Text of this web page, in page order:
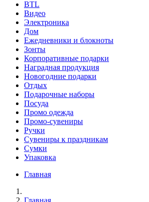
BTL
Видео
Электроника
Дом
Ежедневники и блокноты
Зонты
Корпоративные подарки
Наградная продукция
Новогодние подарки
Отдых
Подарочные наборы
Посуда
Промо одежда
Промо-сувениры
Ручки
Сувениры к праздникам
Сумки
Упаковка
Главная
Главная